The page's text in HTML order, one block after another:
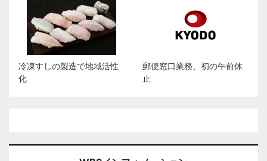
冷凍すしの製造で地域活性
化
郵便窓口業務、初の午前休
止